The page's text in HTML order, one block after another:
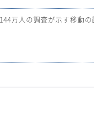
144万人の調査が示す移動の